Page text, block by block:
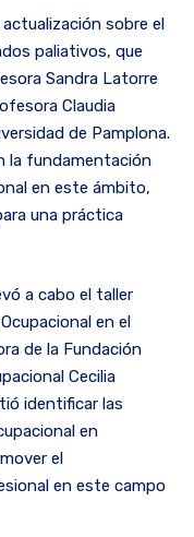
sobre el
paliativos, que
Sandra Latorre
Claudia
de Pamplona.
la fundamentación
en este ámbito,
una práctica
a cabo el taller
en el
de la Fundación
Cecilia
identificar las
en
el
en este campo